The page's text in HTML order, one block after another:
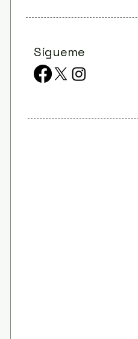
Sígueme